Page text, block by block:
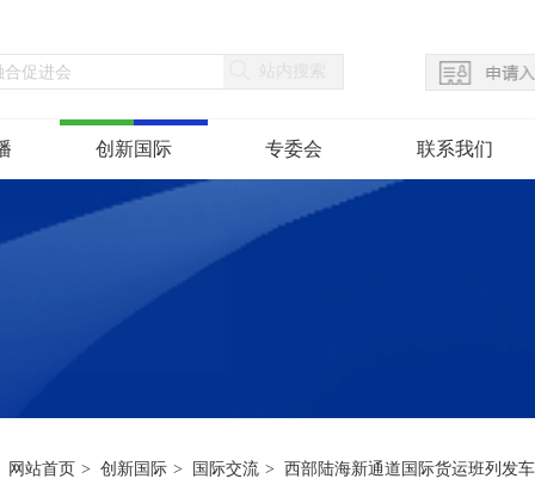
创新国际
海外考察
技术引进
专委会 联系我们
申请入会
网站首页 创新国际 国际交流 西部陆海新通道国际货运班列发车